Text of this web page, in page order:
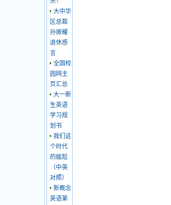
大中华
区总裁
孙振耀
退休感
言
全国校
园网主
页汇总
大一新
生英语
学习规
划书
我们这
个时代
的尴尬
（中英
对照）
新概念
英语第